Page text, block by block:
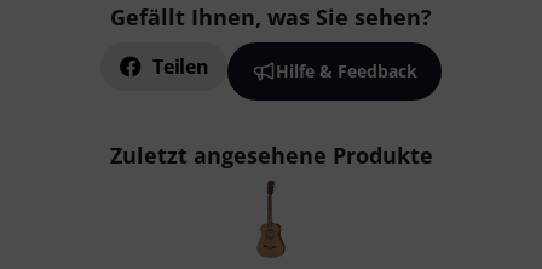
Gefällt Ihnen, was Sie sehen?
Teilen Hilfe & Feedback
Zuletzt angesehene Produkte